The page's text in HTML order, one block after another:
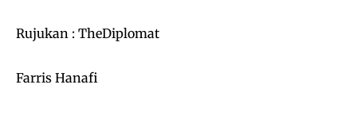
Rujukan : TheDiplomat
Farris Hanafi